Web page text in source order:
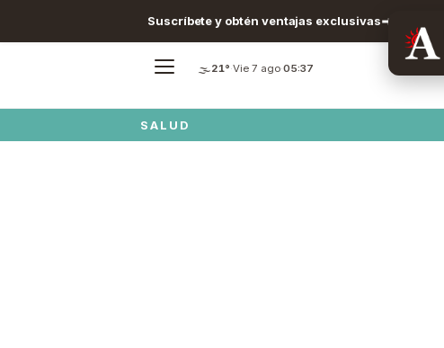
Suscríbete y obtén ventajas exclusivas
🌫️21°·Vie 7 ago·05:37
SALUD